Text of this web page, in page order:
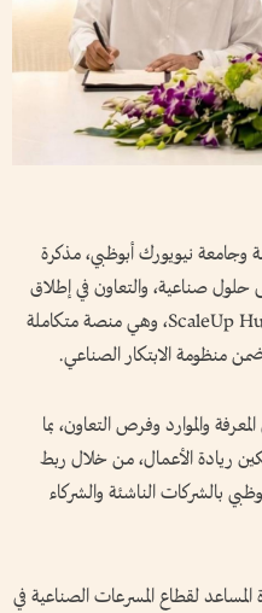
وجامعة نيويورك أبوظبي، مذكرة
حلول صناعية، والتعاون في إطلاق
منصة دعم تطوير التكنولوجيا المتقدمة ScaleUp Hub، وهي منصة متكاملة
منظومة الابتكار الصناعي.
والموارد وفرص التعاون، بما
ريادة الأعمال، من خلال ربط
بالشركات الناشئة والشركاء
المساعد لقطاع المسرعات الصناعية في